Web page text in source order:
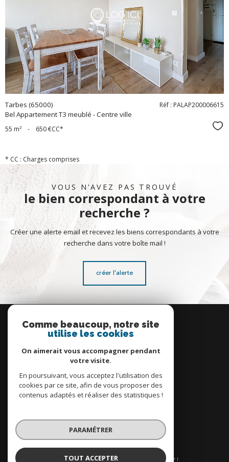
voir le
bien
Tarbes (65000)
Bel Appartement T3 meublé - Centre ville
Réf : PALAP200006615
55 m² - 650 €CC*
* CC : Charges comprises
VOUS N'AVEZ PAS TROUVÉ
le bien correspondant à votre
recherche ?
Créer une alerte email et recevez les biens correspondants à votre
recherche dans votre boîte mail !
créer l'alerte
connecter
espace propriétaire
© 2026 | Tous droits réservés | Traduction powered by Google |
Comme beaucoup, notre site
utilise les cookies
On aimerait vous accompagner pendant
votre visite.
En poursuivant, vous acceptez l'utilisation des
cookies par ce site, afin de vous proposer des
contenus adaptés et réaliser des statistiques !
PARAMÉTRER
TOUT ACCEPTER